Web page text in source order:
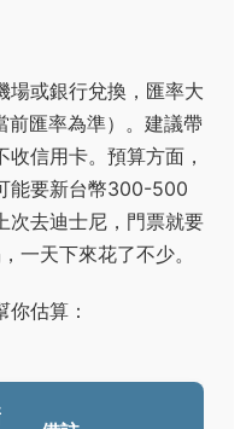
場或銀行兌換，匯率大
前匯率為準）。建議帶
信用卡。預算方面，
能要新台幣300-500
次去迪士尼，門票就要
一天下來花了不少。
估算：